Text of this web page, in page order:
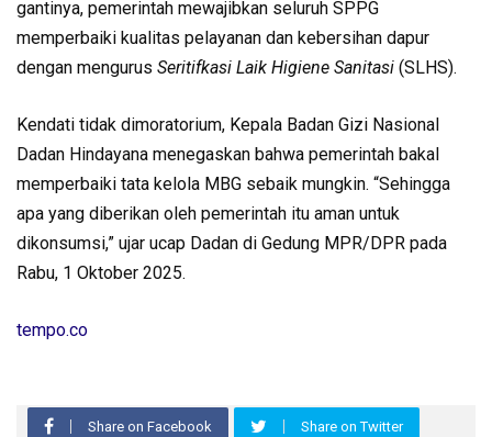
gantinya, pemerintah mewajibkan seluruh SPPG
memperbaiki kualitas pelayanan dan kebersihan dapur
dengan mengurus Seritifkasi Laik Higiene Sanitasi (SLHS).
Kendati tidak dimoratorium, Kepala Badan Gizi Nasional
Dadan Hindayana menegaskan bahwa pemerintah bakal
memperbaiki tata kelola MBG sebaik mungkin. “Sehingga
apa yang diberikan oleh pemerintah itu aman untuk
dikonsumsi,” ujar ucap Dadan di Gedung MPR/DPR pada
Rabu, 1 Oktober 2025.
tempo.co
Share on Facebook Share on Twitter